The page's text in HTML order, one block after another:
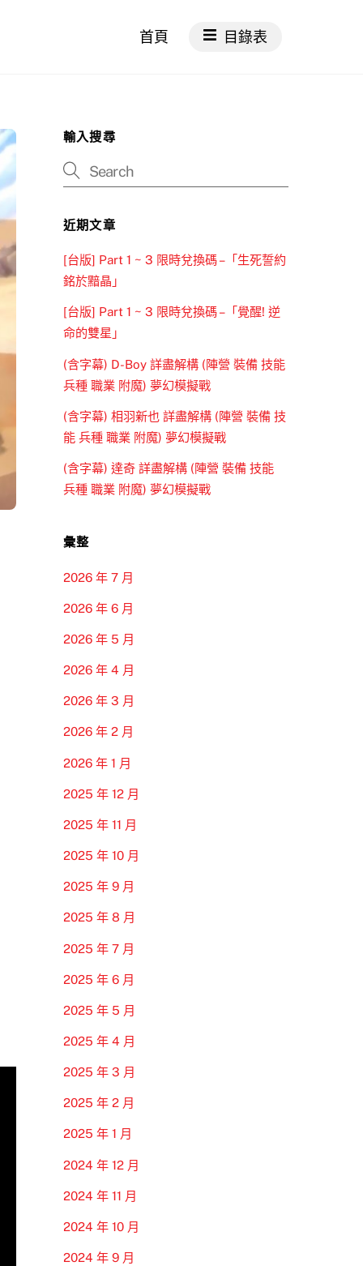
首頁 目錄表
輸入搜尋
近期文章
[台版] Part 1 ~ 3 限時兌換碼 –「生死誓約
銘於黯晶」
[台版] Part 1 ~ 3 限時兌換碼 –「覺醒! 逆
命的雙星」
(含字幕) D-Boy 詳盡解構 (陣營 裝備 技能
兵種 職業 附魔) 夢幻模擬戰
(含字幕) 相羽新也 詳盡解構 (陣營 裝備 技
能 兵種 職業 附魔) 夢幻模擬戰
(含字幕) 達奇 詳盡解構 (陣營 裝備 技能
兵種 職業 附魔) 夢幻模擬戰
彙整
2026 年 7 月
2026 年 6 月
2026 年 5 月
2026 年 4 月
2026 年 3 月
2026 年 2 月
2026 年 1 月
2025 年 12 月
2025 年 11 月
2025 年 10 月
2025 年 9 月
2025 年 8 月
2025 年 7 月
2025 年 6 月
2025 年 5 月
2025 年 4 月
2025 年 3 月
2025 年 2 月
2025 年 1 月
2024 年 12 月
2024 年 11 月
2024 年 10 月
2024 年 9 月